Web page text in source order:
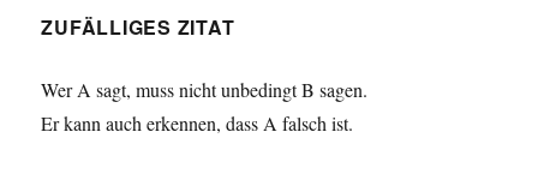
ZUFÄLLIGES ZITAT
Wer A sagt, muss nicht unbedingt B sagen.
Er kann auch erkennen, dass A falsch ist.